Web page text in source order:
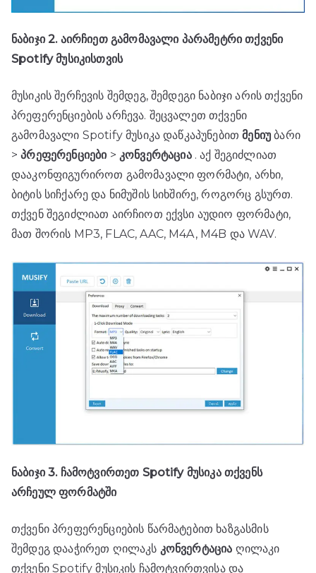
ნაბიჯი 2. აირჩიეთ გამომავალი პარამეტრი თქვენი
Spotify მუსიკისთვის
მუსიკის შერჩევის შემდეგ, შემდეგი ნაბიჯი არის თქვენი
პრეფერენციების არჩევა. შეცვალეთ თქვენი
გამომავალი Spotify მუსიკა დაწკაპუნებითმენიუ ბარი
>პრეფერენციები> კონვერტაცია. აქ შეგიძლიათ
დააკონფიგურიროთ გამომავალი ფორმატი, არხი,
ბიტის სიჩქარე და ნიმუშის სიხშირე, როგორც გსურთ.
თქვენ შეგიძლიათ აირჩიოთ ექვსი აუდიო ფორმატი,
მათ შორის MP3, FLAC, AAC, M4A, M4B და WAV.
ნაბიჯი 3. ჩამოტვირთეთ Spotify მუსიკა თქვენს
არჩეულ ფორმატში
თქვენი პრეფერენციების წარმატებით ხაზგასმის
შემდეგ დააჭირეთ ღილაკს კონვერტაცია ღილაკი
თქვენი Spotify მუსიკის ჩამოტვირთვისა და